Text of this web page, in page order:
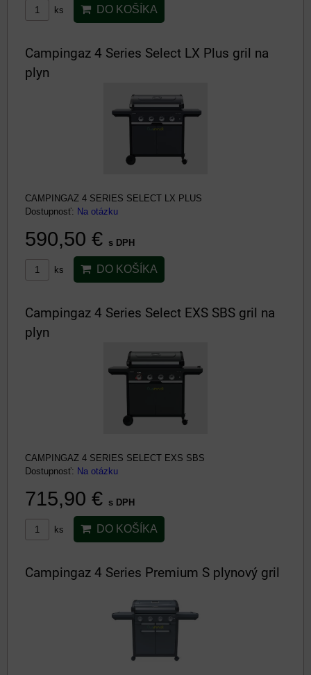
ks DO KOŠÍKA
Campingaz 4 Series Select LX Plus gril na
plyn
CAMPINGAZ 4 SERIES SELECT LX PLUS
Dostupnosť: Na otázku
590,50 € s DPH
ks DO KOŠÍKA
Campingaz 4 Series Select EXS SBS gril na
plyn
CAMPINGAZ 4 SERIES SELECT EXS SBS
Dostupnosť: Na otázku
715,90 € s DPH
ks DO KOŠÍKA
Campingaz 4 Series Premium S plynový gril